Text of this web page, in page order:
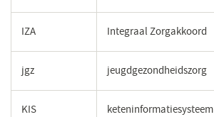
IZA Integraal Zorgakkoord
jgz jeugdgezondheidszorg
KIS keteninformatiesysteem